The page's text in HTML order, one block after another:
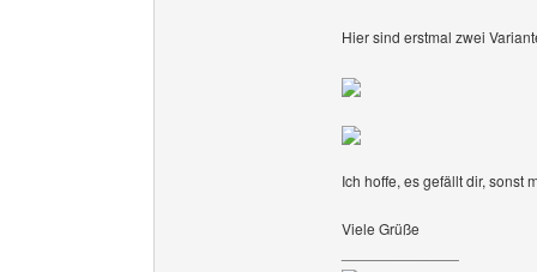
Hier sind erstmal zwei
Ich hoffe, es gefällt dir, sonst
Viele Grüße